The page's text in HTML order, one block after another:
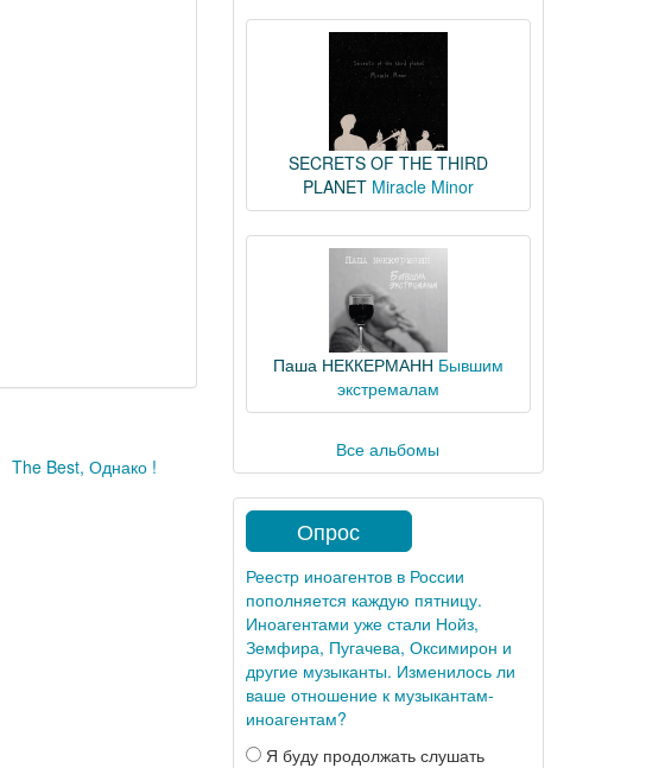
The Best, Однако !
SECRETS OF THE THIRD
PLANET Miracle Minor
Паша НЕККЕРМАНН Бывшим
экстремалам
Все альбомы
Опрос
Реестр иноагентов в России
пополняется каждую пятницу.
Иноагентами уже стали Нойз,
Земфира, Пугачева, Оксимирон и
другие музыканты. Изменилось ли
ваше отношение к музыкантам-
иноагентам?
Я буду продолжать слушать